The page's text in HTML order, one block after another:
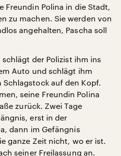
Freundin Polina in die Stadt,
zu machen. Sie werden von
angehalten, Pascha soll
der Polizist ihm ins
Auto und schlägt ihm
Schlagstock auf den Kopf.
seine Freundin Polina
zurück. Zwei Tage
erst in der
dann im Gefängnis
ganze Zeit nicht, wo er ist.
seiner Freilassung an.